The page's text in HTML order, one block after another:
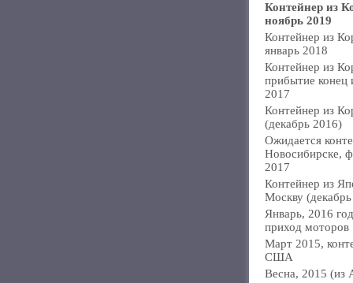
Контейнер из
ноябрь 2019
Контейнер из
январь 2018
Контейнер из
прибытие конец
2017
Контейнер из
(декабрь 2016)
Ожидается
Новосибирске,
2017
Контейнер из
Москву
Январь, 2016
приход моторов
Март 2015,
США
Весна, 2015 (из